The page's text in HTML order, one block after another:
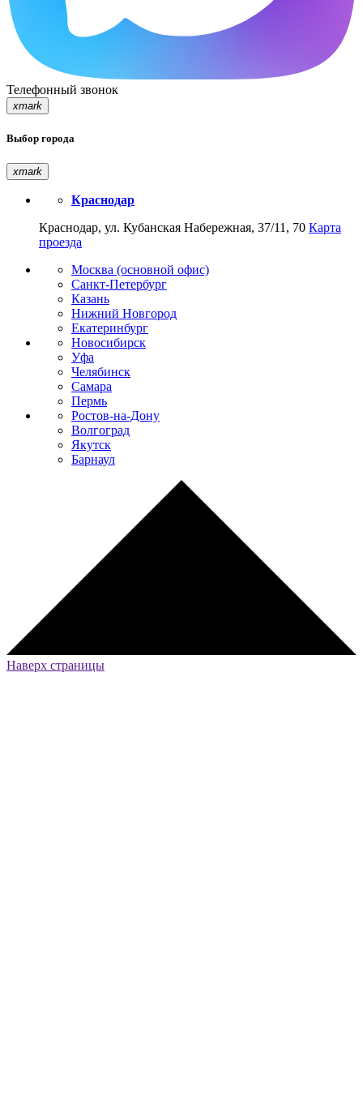
Телефонный звонок
xmark
Выбор города
xmark
Краснодар
Краснодар, ул. Кубанская Набережная, 37/11, 70 Карта
проезда
Москва (основной офис)
Санкт-Петербург
Казань
Нижний Новгород
Екатеринбург
Новосибирск
Уфа
Челябинск
Самара
Пермь
Ростов-на-Дону
Волгоград
Якутск
Барнаул
Наверх страницы